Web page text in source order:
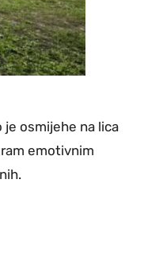
je osmijehe na lica
emotivnim